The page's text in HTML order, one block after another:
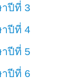
ปีที่ 3
ปีที่ 4
ปีที่ 5
ปีที่ 6